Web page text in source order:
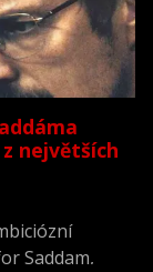
největších
Saddam,